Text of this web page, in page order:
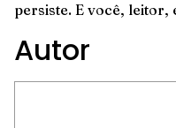
persiste. E você, leitor,
Autor